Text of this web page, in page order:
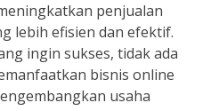
penjualan
lebih efisien dan efektif.
ingin sukses, tidak ada
bisnis online
usaha